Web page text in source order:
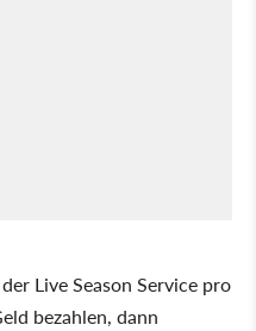
Live Season Service pro
bezahlen, dann